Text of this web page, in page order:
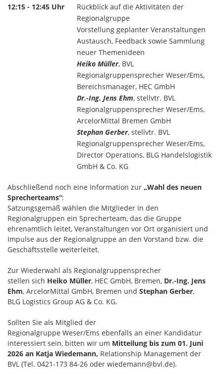
12:15 - 12:45 Uhr
Rückblick auf die Aktivitäten der
Regionalgruppe
Vorstellung geplanter Veranstaltungen
Austausch, Feedback sowie Sammlung
neuer Themenideen
Heiko Müller, BVL
Regionalgruppensprecher Weser/Ems,
Bereichsmanager, HEC GmbH
Dr.-Ing. Jens Ehm, stellvtr. BVL
Regionalgruppensprecher Weser/Ems,
ArcelorMittal Bremen GmbH
Stephan Gerber, stellvtr. BVL
Regionalgruppensprecher Weser/Ems,
Director Operations, BLG Handelslogistik
GmbH & Co. KG
Abschließend noch eine Information zur „Wahl des neuen
Sprecherteams“:
Satzungsgemäß wählen die Mitglieder in den
Regionalgruppen ein Sprecherteam, das die Gruppe
ehrenamtlich leitet, Veranstaltungen vor Ort organisiert und
Impulse aus der Regionalgruppe an den Vorstand bzw. die
Geschäftsstelle weiterleitet.
Zur Wiederwahl als Regionalgruppensprecher
stellen sich Heiko Müller, HEC GmbH, Bremen, Dr.-Ing. Jens
Ehm, ArcelorMittal GmbH, Bremen und Stephan Gerber,
BLG Logistics Group AG & Co. KG.
Sollten Sie als Mitglied der
Regionalgruppe Weser/Ems ebenfalls an einer Kandidatur
interessiert sein, bitten wir um Mitteilung bis zum 01. Juni
2026 an Katja Wiedemann, Relationship Management der
BVL (Tel. 0421-173 84-26 oder wiedemann@bvl.de).